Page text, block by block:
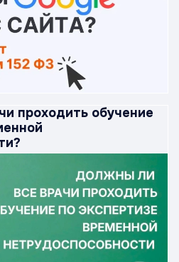
проходить обучение